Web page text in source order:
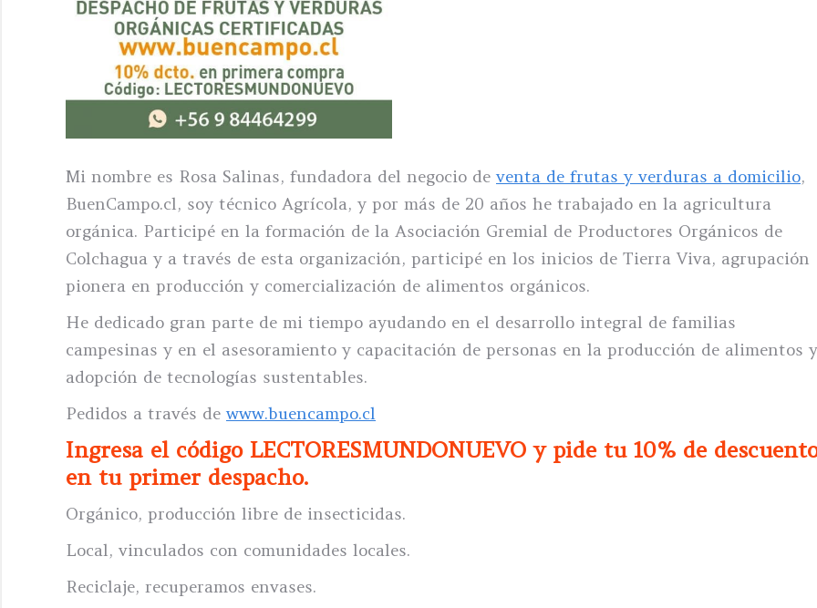
Mi nombre es Rosa Salinas, fundadora del negocio de venta de frutas y verduras a domicilio,
BuenCampo.cl, soy técnico Agrícola, y por más de 20 años he trabajado en la agricultura
orgánica. Participé en la formación de la Asociación Gremial de Productores Orgánicos de
Colchagua y a través de esta organización, participé en los inicios de Tierra Viva, agrupación
pionera en producción y comercialización de alimentos orgánicos.
He dedicado gran parte de mi tiempo ayudando en el desarrollo integral de familias
campesinas y en el asesoramiento y capacitación de personas en la producción de alimentos y
adopción de tecnologías sustentables.
Pedidos a través de www.buencampo.cl
Ingresa el código LECTORESMUNDONUEVO y pide tu 10% de
en tu primer despacho.
Orgánico, producción libre de insecticidas.
Local, vinculados con comunidades locales.
Reciclaje, recuperamos envases.